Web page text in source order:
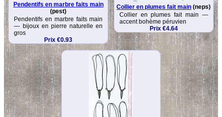
Pendentifs en marbre faits main
(pest)
Pendentifs en marbre faits main
— bijoux en pierre naturelle en
gros
Prix €0.93
Collier en plumes fait main (neps)
Collier en plumes fait main —
accent bohème péruvien
Prix €4.64